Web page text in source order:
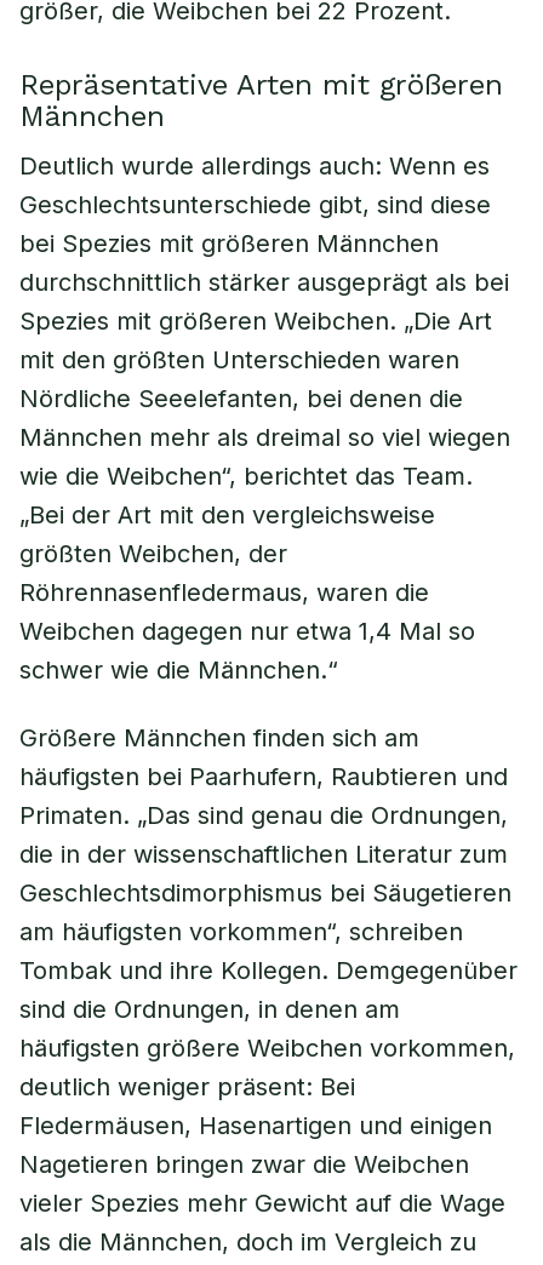
größer, die Weibchen bei 22 Prozent.
Repräsentative Arten mit größeren
Männchen
Deutlich wurde allerdings auch: Wenn es
Geschlechtsunterschiede gibt, sind diese
bei Spezies mit größeren Männchen
durchschnittlich stärker ausgeprägt als bei
Spezies mit größeren Weibchen. „Die Art
mit den größten Unterschieden waren
Nördliche Seeelefanten, bei denen die
Männchen mehr als dreimal so viel wiegen
wie die Weibchen“, berichtet das Team.
„Bei der Art mit den vergleichsweise
größten Weibchen, der
Röhrennasenfledermaus, waren die
Weibchen dagegen nur etwa 1,4 Mal so
schwer wie die Männchen.“
Größere Männchen finden sich am
häufigsten bei Paarhufern, Raubtieren und
Primaten. „Das sind genau die Ordnungen,
die in der wissenschaftlichen Literatur zum
Geschlechtsdimorphismus bei Säugetieren
am häufigsten vorkommen“, schreiben
Tombak und ihre Kollegen. Demgegenüber
sind die Ordnungen, in denen am
häufigsten größere Weibchen vorkommen,
deutlich weniger präsent: Bei
Fledermäusen, Hasenartigen und einigen
Nagetieren bringen zwar die Weibchen
vieler Spezies mehr Gewicht auf die Wage
als die Männchen, doch im Vergleich zu